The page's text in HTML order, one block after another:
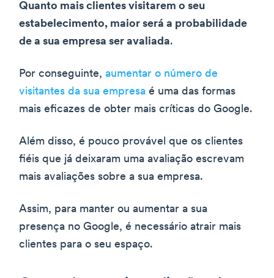
Quanto mais clientes visitarem o seu
estabelecimento, maior será a probabilidade
de a sua empresa ser avaliada.
Por conseguinte, aumentar o número de
visitantes da sua empresa é uma das formas
mais eficazes de obter mais críticas do Google.
Além disso, é pouco provável que os clientes
fiéis que já deixaram uma avaliação escrevam
mais avaliações sobre a sua empresa.
Assim, para manter ou aumentar a sua
presença no Google, é necessário atrair mais
clientes para o seu espaço.